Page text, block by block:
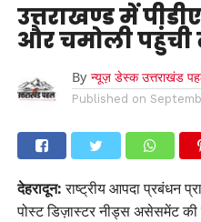
उत्तराखण्ड में
और चमोली पहुंची
By न्यूज़ डेस्क उत्तराखंड
Published on
देहरादून:राष्ट्रीय आपदा प्रबंधन
पोस्ट डिज़ास्टर नीड्स असेसमेंट की